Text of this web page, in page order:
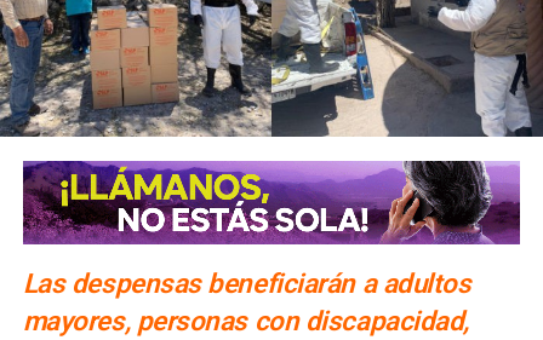
Las despensas beneficiarán a adultos
mayores, personas con discapacidad,